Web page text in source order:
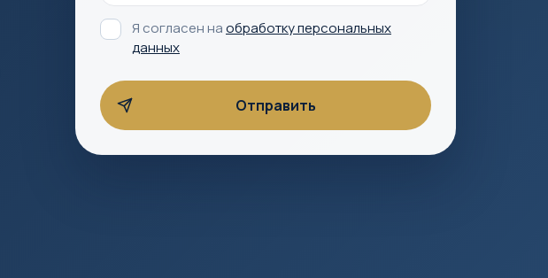
Я согласен наобработку персональных
данных